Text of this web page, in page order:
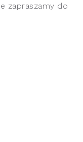
zapraszamy do